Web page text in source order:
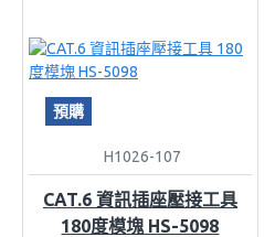
預購
H1026-107
CAT.6 資訊插座壓接工具
180度模塊 HS-5098